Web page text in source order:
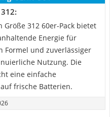
312 60er-Pack bietet
Energie für
Formel und zuverlässiger
Nutzung. Die
eine einfache
frische Batterien.